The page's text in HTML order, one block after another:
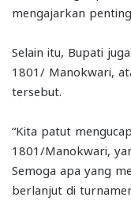
mengajarkan
Selain itu, Bupati
1801/ Manokwari,
tersebut.
“Kita patut
1801/Manokwari,
Semoga apa yang
berlanjut di